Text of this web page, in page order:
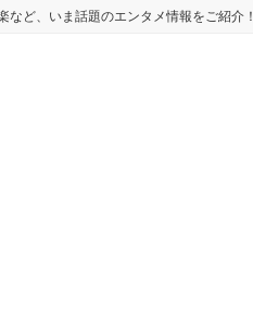
など、いま話題のエンタメ情報をご紹介！